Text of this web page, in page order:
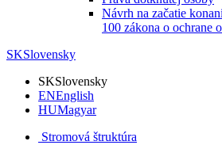
Návrh na začatie
100 zákona o ochrane
SKSlovensky
SKSlovensky
ENEnglish
HUMagyar
Stromová štruktúra